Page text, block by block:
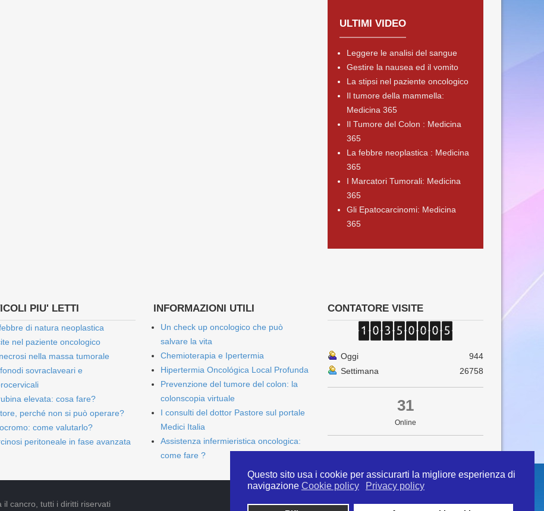
Questo sito usa i cookie per assicurarti la migliore esperienza di
navigazione Cookie policy Privacy policy
ULTIMI VIDEO
Leggere le analisi del sangue
Gestire la nausea ed il vomito
La stipsi nel paziente oncologico
Il tumore della mammella:
Medicina 365
Il Tumore del Colon : Medicina
365
La febbre neoplastica : Medicina
365
I Marcatori Tumorali: Medicina
365
Gli Epatocarcinomi: Medicina
365
PIU' LETTI
di natura neoplastica
nel paziente oncologico
nella massa tumorale
sovraclaveari e
elevata: cosa fare?
perché non si può operare?
come valutarlo?
peritoneale in fase avanzata
INFORMAZIONI UTILI
Un check up oncologico che può
salvare la vita
Chemioterapia e Ipertermia
Hipertermia Oncológica Local Profunda
Prevenzione del tumore del colon: la
colonscopia virtuale
I consulti del dottor Pastore sul portale
Medici Italia
Assistenza infermieristica oncologica:
come fare ?
CONTATORE VISITE
Oggi
944
Settimana
26758
31
Online
cancro, tutti i diritti riservati